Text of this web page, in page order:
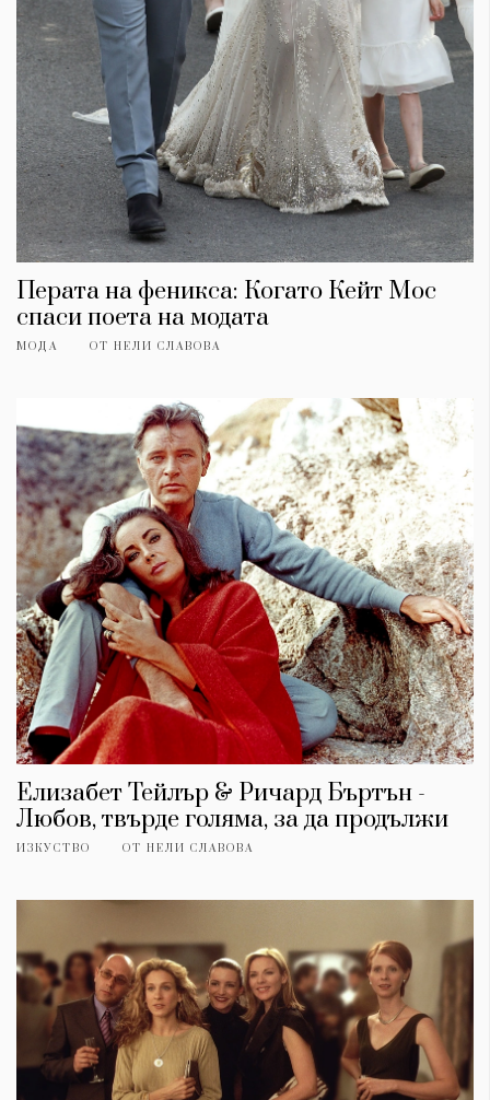
Перата на феникса: Когато Кейт Мос
спаси поета на модата
МОДА ОТ НЕЛИ СЛАВОВА
Елизабет Тейлър & Ричард Бъртън -
Любов, твърде голяма, за да продължи
ИЗКУСТВО ОТ НЕЛИ СЛАВОВА